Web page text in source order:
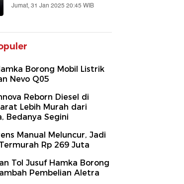
Jumat, 31 Jan 2025 20:45 WIB
Borong Mobil Listrik
Nevo Q05
Reborn Diesel di
Lebih Murah dari
Bedanya Segini
Manual Meluncur, Jadi
Rp 269 Juta
Tol Jusuf Hamka Borong
Pembelian Aletra